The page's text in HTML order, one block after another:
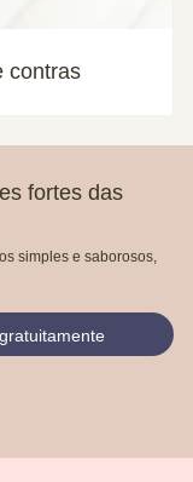
contras
fortes das
simples e saborosos,